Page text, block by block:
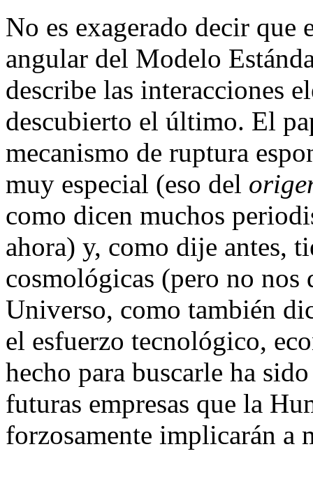
No es exagerado decir que
angular del Modelo
describe las interacciones
descubierto el último. El
mecanismo de ruptura
muy especial (eso del
como dicen muchos
ahora) y, como dije antes,
cosmológicas (pero no nos
Universo, como también
el esfuerzo tecnológico,
hecho para buscarle ha
futuras empresas que la
forzosamente implicarán a